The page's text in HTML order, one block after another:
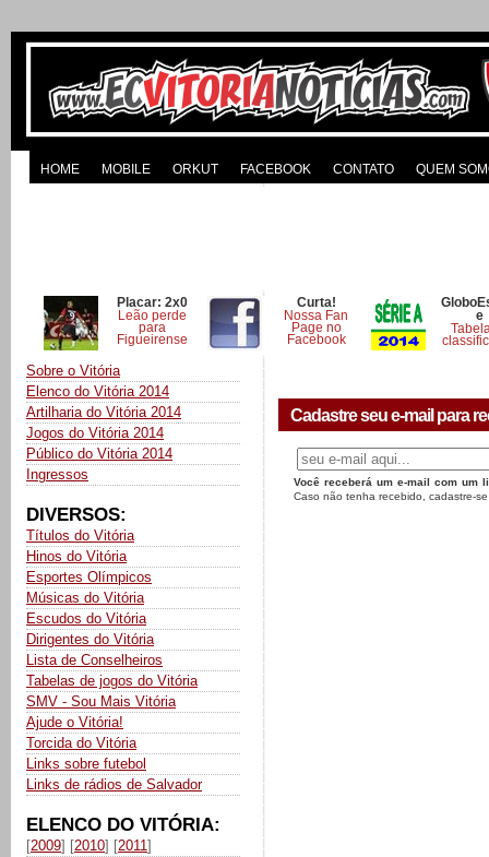
HOME MOBILE ORKUT FACEBOOK CONTATO QUEM
Placar: 2x0
Leão perde
para
Figueirense
Curta!
Nossa Fan
Page no
Facebook
e
Sobre o Vitória
Elenco do Vitória 2014
Artilharia do Vitória 2014
Jogos do Vitória 2014
Público do Vitória 2014
Ingressos
DIVERSOS:
Títulos do Vitória
Hinos do Vitória
Esportes Olímpicos
Músicas do Vitória
Escudos do Vitória
Dirigentes do Vitória
Lista de Conselheiros
Tabelas de jogos do Vitória
SMV - Sou Mais Vitória
Ajude o Vitória!
Torcida do Vitória
Links sobre futebol
Links de rádios de Salvador
ELENCO DO VITÓRIA:
[2009] [2010] [2011]
Cadastre seu e-mail para
Você receberá um e-mail com um
Caso não tenha recebido, cadastre-